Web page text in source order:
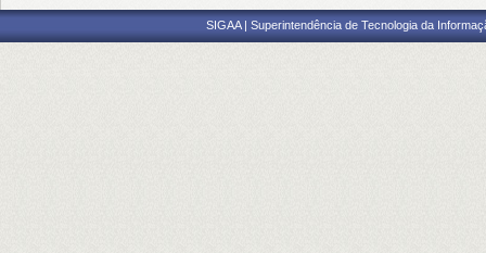
SIGAA | Superintendência de Tecnologia da